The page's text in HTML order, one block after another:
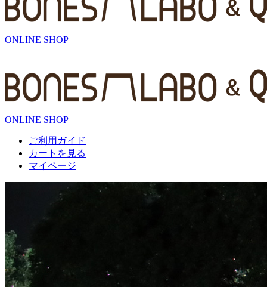
ONLINE SHOP
ONLINE SHOP
ご利用ガイド
カートを見る
マイページ